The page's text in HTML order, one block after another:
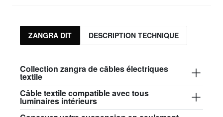
ZANGRA DIT DESCRIPTION TECHNIQUE
Collection zangra de câbles électriques
textile
Câble textile compatible avec tous
luminaires intérieurs